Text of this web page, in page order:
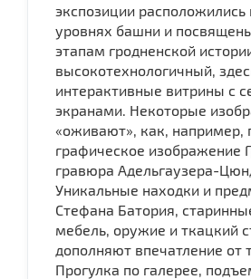
экспозиции расположились
уровнях башни и
этапам гродненской
высокотехнологичный,
интерактивные витрины с
экранами. Некоторые
«оживают», как, например,
графическое изображение
гравюра Адельгаузера-
Уникальные находки и
Стефана Батория,
мебель, оружие и ткацкий
дополняют впечатление от
Прогулка по галерее,